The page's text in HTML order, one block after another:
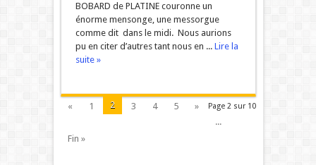
BOBARD de PLATINE couronne un
énorme mensonge, une messorgue
comme dit dans le midi. Nous aurions
pu en citer d’autres tant nous en ... Lire la
suite »
Page 2 sur 10
« 1 2 3 4 5
»
...
Fin »